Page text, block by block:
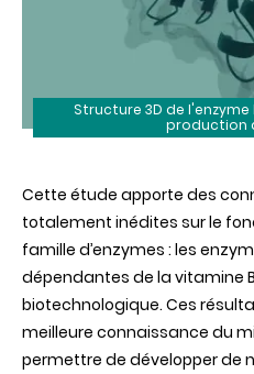
Structure 3D de
production
Cette étude apporte des
totalement inédites sur le
famille d’enzymes : les
dépendantes de la vitamine
biotechnologique. Ces
meilleure connaissance du
permettre de développer de